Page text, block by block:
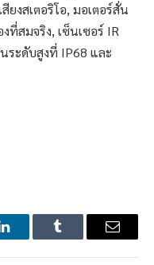
ยงสเตอริโอ, มอเตอร์สั่น
ที่สมจริง, เซ็นเซอร์ IR
ระดับสูงที่ IP68 และ
LinkedInTumblr Email